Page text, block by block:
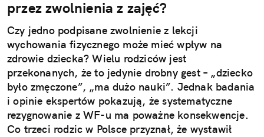
przez zwolnienia z zajęć?
Czy jedno podpisane zwolnienie z lekcji
wychowania fizycznego może mieć wpływ na
zdrowie dziecka? Wielu rodziców jest
przekonanych, że to jedynie drobny gest – „dziecko
było zmęczone”, „ma dużo nauki”. Jednak badania
i opinie ekspertów pokazują, że systematyczne
rezygnowanie z WF-u ma poważne konsekwencje.
Co trzeci rodzic w Polsce przyznał, że wystawił